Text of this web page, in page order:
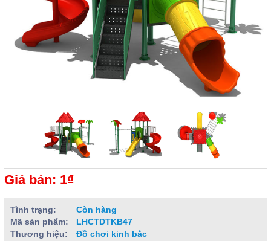
Giá bán: 1₫
Tình trạng:
Còn hàng
Mã sản phẩm:
LHCTDTKB47
Thương hiệu:
Đồ chơi kinh bắc